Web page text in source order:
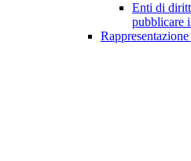
Enti di
pubblicare